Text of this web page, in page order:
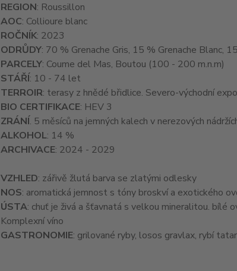
REGION: Roussillon
AOC: Collioure blanc
ROČNÍK: 2023
ODRŮDY: 70 % Grenache Gris, 15 % Grenache Blanc,
PARCELY: Coume del Mas, Boutou (100 - 200 m.n.m)
STÁŘÍ: 10 - 74 let
TERROIR: terasy z hnědé břidlice. Severo-východní
BIO CERTIFIKACE: HEV 3
ZRÁNÍ. 5 měsíců na jemných kalech v nerezových
ALKOHOL: 14 %
ARCHIVACE: 2024 - 2029
VZHLED: zářivě žlutá barva se zlatými odlesky
NOS: aromatická jemnost s tóny broskví a exotického
ÚSTA: chuť je živá a šťavnatá s velkou mineralitou. bílé
Komplexní víno
GASTRONOMIE: grilované ryby, losos gravlax, rybí